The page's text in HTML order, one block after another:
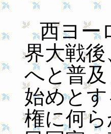
西ヨー
界大戦
へと普及
始めと
権に何